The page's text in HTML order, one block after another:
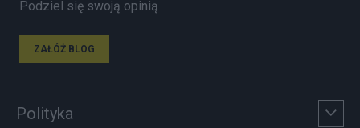
Podziel się swoją opinią
ZAŁÓŻ BLOG
Polityka